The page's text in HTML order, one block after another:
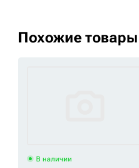
Похожие товары
В наличии